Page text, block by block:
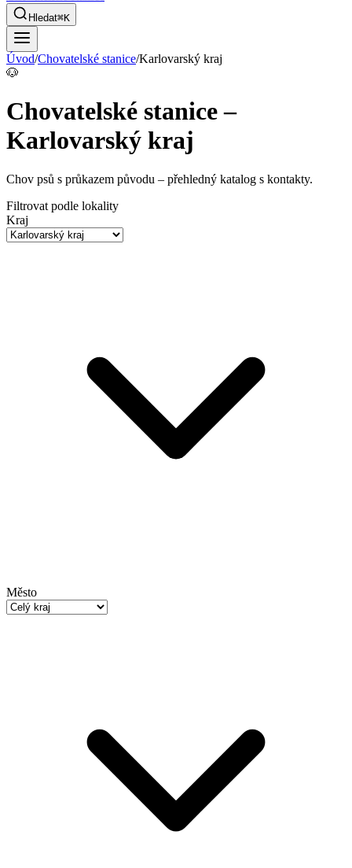
Hledat⌘K
Úvod/Chovatelské stanice/Karlovarský kraj
🐶
Chovatelské stanice –
Karlovarský kraj
Chov psů s průkazem původu – přehledný katalog s kontakty.
Filtrovat podle lokality
Kraj
Město